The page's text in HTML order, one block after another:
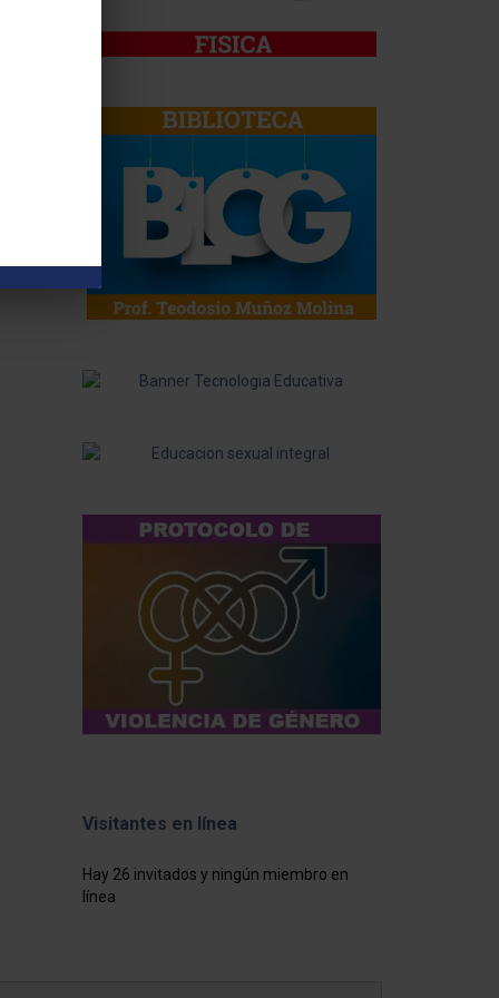
Visitantes en línea
Hay 26 invitados y ningún miembro en
línea